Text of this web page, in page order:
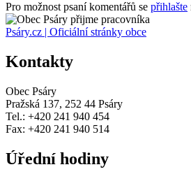
Pro možnost psaní komentářů se přihlašte
Psáry.cz | Oficiální stránky obce
Kontakty
Obec Psáry
Pražská 137, 252 44 Psáry
Tel.: +420 241 940 454
Fax: +420 241 940 514
Úřední hodiny